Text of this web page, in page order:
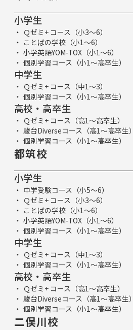
小学生
Ｑゼミ+ コース（小3～6）
ことばの学校（小1～6）
小学英語YOM-TOX（小1～6）
個別学習コース（小1～高卒生）
中学生
Ｑゼミ+ コース（中1～3）
個別学習コース（小1～高卒生）
高校・高卒生
Ｑゼミ+ コース（高1～高卒生）
駿台Diverseコース（高1～高卒生）
個別学習コース（小1～高卒生）
都筑校
小学生
中学受験コース（小5～6）
Ｑゼミ+ コース（小3～6）
ことばの学校（小1～6）
小学英語YOM-TOX（小1～6）
個別学習コース（小1～高卒生）
中学生
Ｑゼミ+ コース（中1～3）
個別学習コース（小1～高卒生）
高校・高卒生
Ｑゼミ+ コース（高1～高卒生）
駿台Diverseコース（高1～高卒生）
個別学習コース（小1～高卒生）
二俣川校